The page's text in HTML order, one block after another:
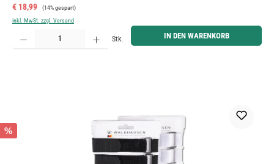
Verkaufspreis:
€ 18,99 Regulärer Preis:
(14% gespart)
inkl. MwSt. zzgl. Versand
Produkt Anzahl: Gib den gewünschten Wert ein oder benutze die Schaltflächen um die Anzahl zu
Stk. IN DEN WARENKORB
%